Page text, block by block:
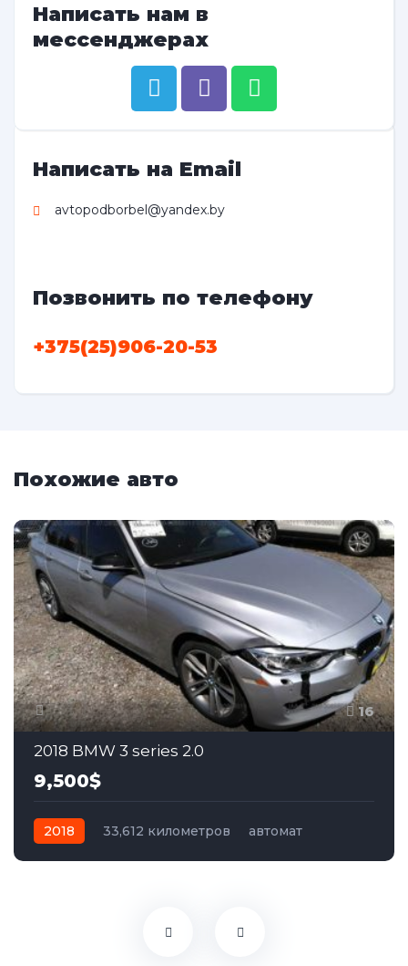
Написать нам в
мессенджерах
Написать на Email
avtopodborbel@yandex.by
Позвонить по телефону
+375(25)906-20-53
Похожие авто
16
2018 BMW 3 series 2.0
9,500$
2018 33,612 километров
автомат